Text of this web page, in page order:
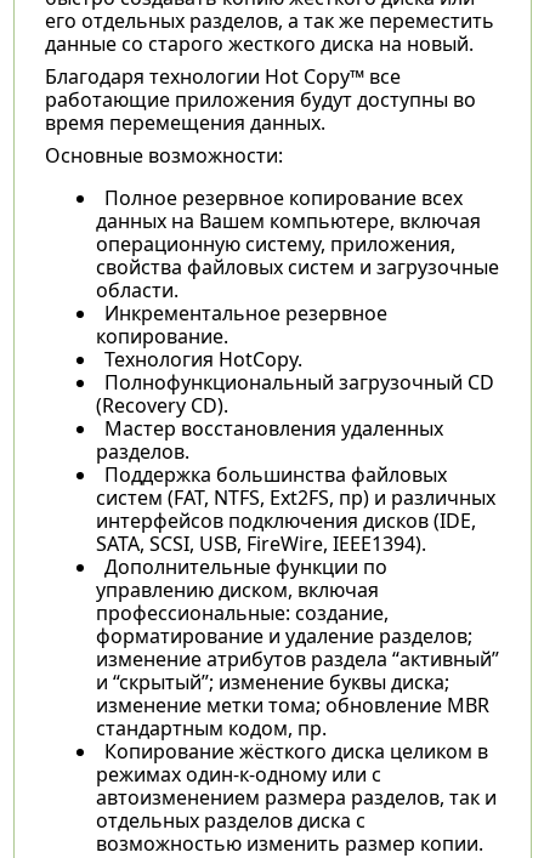
его отдельных разделов, а так же переместить
данные со старого жесткого диска на новый.
Благодаря технологии Hot Copy™ все
работающие приложения будут доступны во
время перемещения данных.
Основные возможности:
Полное резервное копирование всех
данных на Вашем компьютере, включая
операционную систему, приложения,
свойства файловых систем и загрузочные
области.
Инкрементальное резервное
копирование.
Технология HotCopy.
Полнофункциональный загрузочный CD
(Recovery CD).
Мастер восстановления удаленных
разделов.
Поддержка большинства файловых
систем (FAT, NTFS, Ext2FS, пр) и различных
интерфейсов подключения дисков (IDE,
SATA, SCSI, USB, FireWire, IEEE1394).
Дополнительные функции по
управлению диском, включая
профессиональные: создание,
форматирование и удаление разделов;
изменение атрибутов раздела “активный”
и “скрытый”; изменение буквы диска;
изменение метки тома; обновление MBR
стандартным кодом, пр.
Копирование жёсткого диска целиком в
режимах один-к-одному или с
автоизменением размера разделов, так и
отдельных разделов диска с
возможностью изменить размер копии.